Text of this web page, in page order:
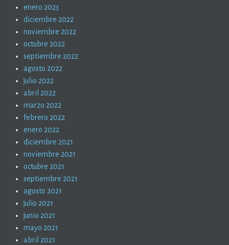
enero 2023
diciembre 2022
noviembre 2022
octubre 2022
septiembre 2022
agosto 2022
julio 2022
abril 2022
marzo 2022
febrero 2022
enero 2022
diciembre 2021
noviembre 2021
octubre 2021
septiembre 2021
agosto 2021
julio 2021
junio 2021
mayo 2021
abril 2021